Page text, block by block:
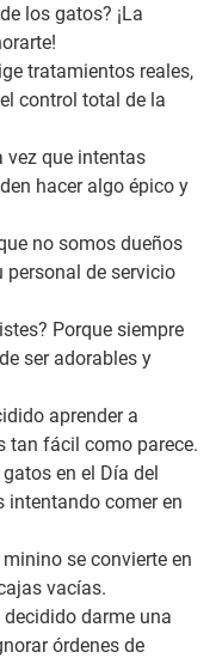
los gatos? ¡La
tratamientos reales,
control total de la
vez que intentas
hacer algo épico y
no somos dueños
personal de servicio
Porque siempre
ser adorables y
aprender a
tan fácil como parece.
en el Día del
intentando comer en
se convierte en
vacías.
darme una
órdenes de